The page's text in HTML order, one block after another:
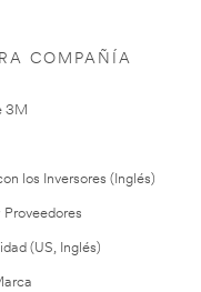
COMPAÑÍA
3M
los Inversores (Inglés)
(US, Inglés)